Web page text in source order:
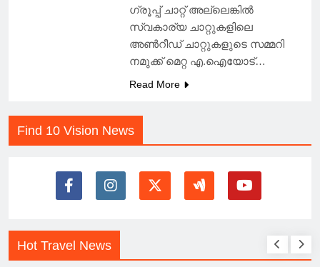
ഗ്രൂപ്പ് ചാറ്റ് അല്ലെങ്കിൽ
സ്വകാര്യ ചാറ്റുകളിലെ
അൺറീഡ് ചാറ്റുകളുടെ സമ്മറി
നമുക്ക് മെറ്റ എ.ഐയോട്…
Read More
Find 10 Vision News
Hot Travel News